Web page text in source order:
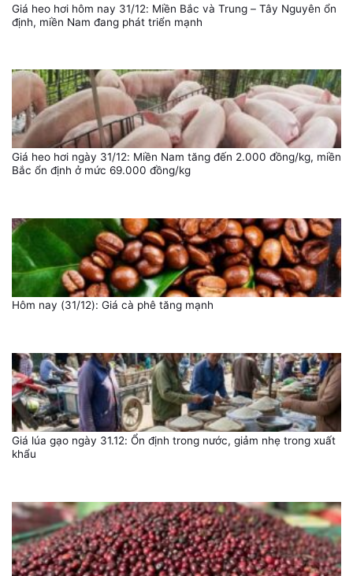
Giá heo hơi hôm nay 31/12: Miền Bắc và Trung – Tây Nguyên ổn
định, miền Nam đang phát triển mạnh
Giá heo hơi ngày 31/12: Miền Nam tăng đến 2.000 đồng/kg, miền
Bắc ổn định ở mức 69.000 đồng/kg
Hôm nay (31/12): Giá cà phê tăng mạnh
Giá lúa gạo ngày 31.12: Ổn định trong nước, giảm nhẹ trong xuất
khẩu